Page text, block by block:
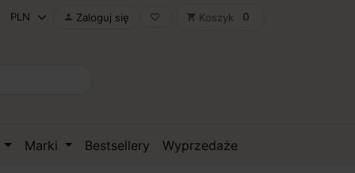
 Zaloguj się favorite_border shopping_cart Koszyk 0
Marki Bestsellery Wyprzedaże